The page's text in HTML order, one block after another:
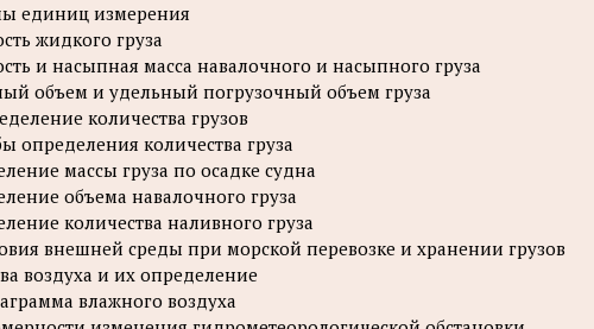
единиц измерения
жидкого груза
и насыпная масса навалочного и насыпного груза
объем и удельный погрузочный объем груза
количества грузов
определения количества груза
массы груза по осадке судна
объема навалочного груза
количества наливного груза
внешней среды при морской перевозке и хранении грузов
воздуха и их определение
влажного воздуха